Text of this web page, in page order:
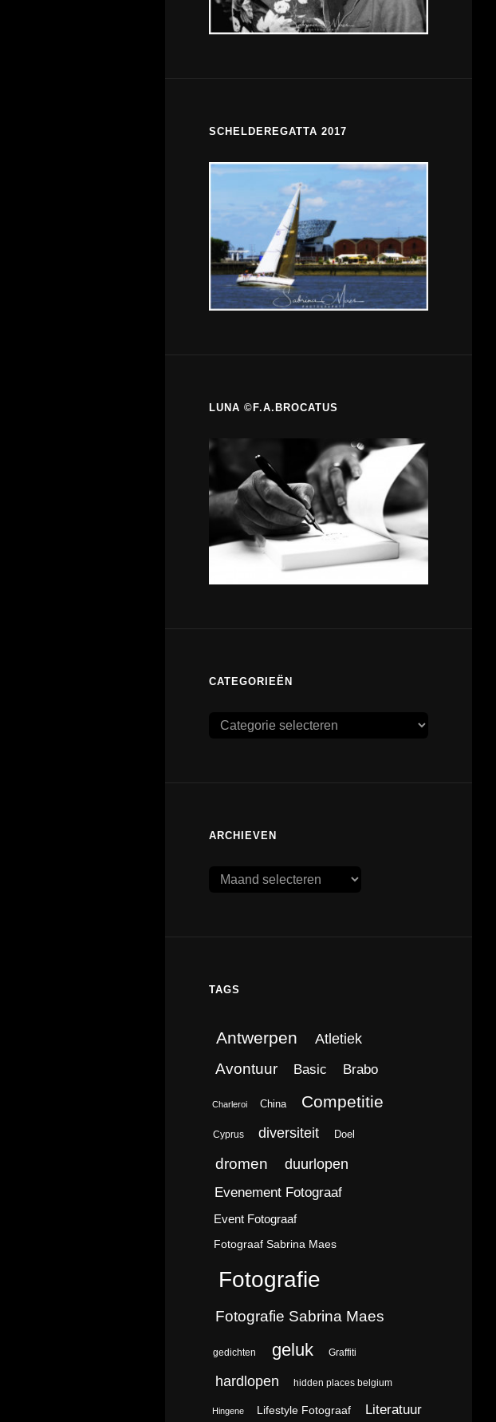
SCHELDEREGATTA 2017
LUNA ©F.A.BROCATUS
CATEGORIEËN
Categorieën
ARCHIEVEN
Archieven
TAGS
Antwerpen Atletiek
Avontuur Basic Brabo
Charleroi China Competitie
Cyprus diversiteit Doel
dromen duurlopen
Evenement Fotograaf
Event Fotograaf
Fotograaf Sabrina Maes
Fotografie
Fotografie Sabrina Maes
gedichten geluk Graffiti
hardlopen hidden places belgium
Hingene Lifestyle Fotograaf Literatuur